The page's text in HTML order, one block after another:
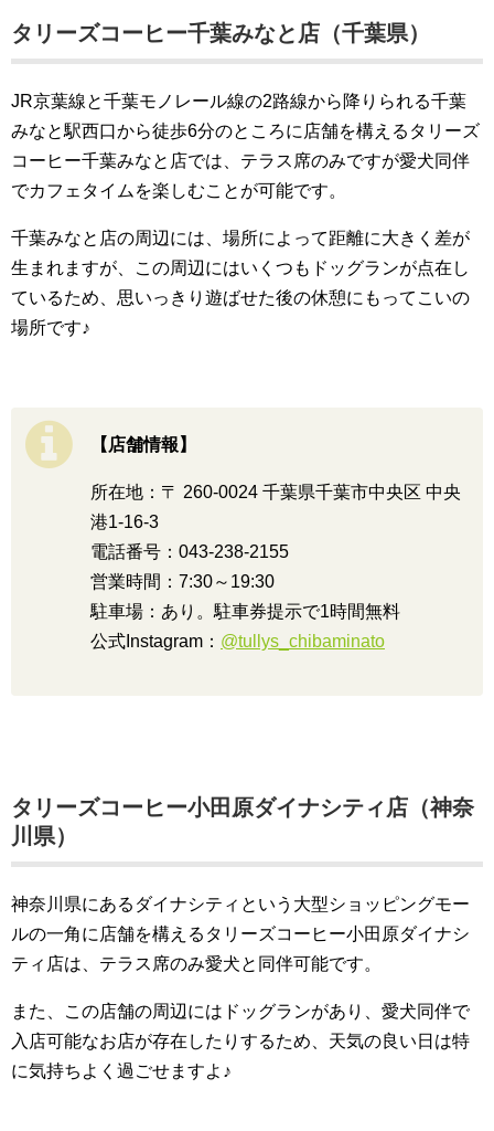
タリーズコーヒー千葉みなと店（千葉県）
JR京葉線と千葉モノレール線の2路線から降りられる千葉
みなと駅西口から徒歩6分のところに店舗を構えるタリーズ
コーヒー千葉みなと店では、テラス席のみですが愛犬同伴
でカフェタイムを楽しむことが可能です。
千葉みなと店の周辺には、場所によって距離に大きく差が
生まれますが、この周辺にはいくつもドッグランが点在し
ているため、思いっきり遊ばせた後の休憩にもってこいの
場所です♪
【店舗情報】
所在地：〒 260-0024 千葉県千葉市中央区 中央
港1-16-3
電話番号：043-238-2155
営業時間：7:30～19:30
駐車場：あり。駐車券提示で1時間無料
公式Instagram： @tullys_chibaminato
タリーズコーヒー小田原ダイナシティ店（神奈
川県）
神奈川県にあるダイナシティという大型ショッピングモー
ルの一角に店舗を構えるタリーズコーヒー小田原ダイナシ
ティ店は、テラス席のみ愛犬と同伴可能です。
また、この店舗の周辺にはドッグランがあり、愛犬同伴で
入店可能なお店が存在したりするため、天気の良い日は特
に気持ちよく過ごせますよ♪